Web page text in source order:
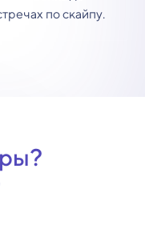
по скайпу.